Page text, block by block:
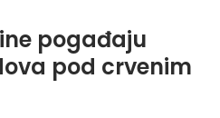
pogađaju
pod crvenim